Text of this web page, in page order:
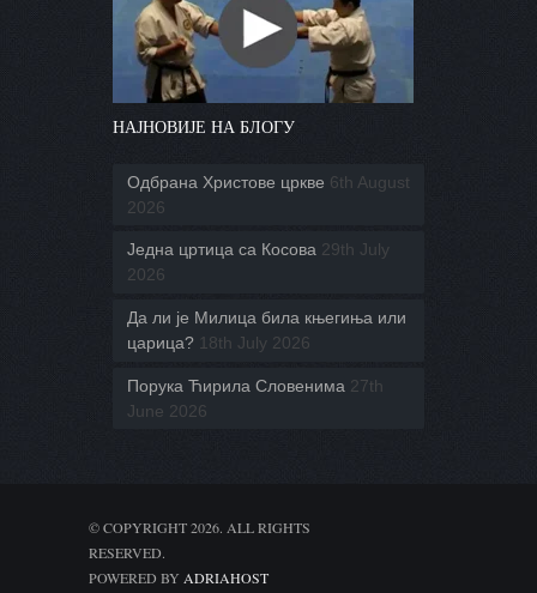
НАЈНОВИЈЕ НА БЛОГУ
Одбрана Христове цркве 6th August
2026
Једна цртица са Косова 29th July
2026
Да ли је Милица била књегиња или
царица? 18th July 2026
Порука Ћирила Словенима 27th
June 2026
© COPYRIGHT 2026. ALL RIGHTS
RESERVED.
POWERED BY ADRIAHOST